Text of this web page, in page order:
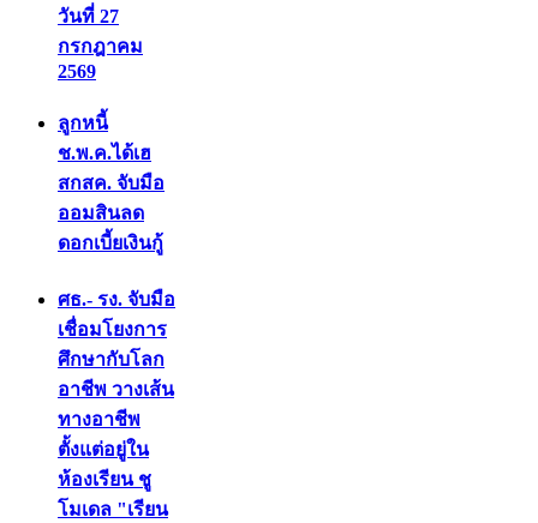
วันที่ 27
กรกฎาคม
2569
ลูกหนี้
ช.พ.ค.ได้เฮ
สกสค. จับมือ
ออมสินลด
ดอกเบี้ยเงินกู้
ศธ.- รง. จับมือ
เชื่อมโยงการ
ศึกษากับโลก
อาชีพ วางเส้น
ทางอาชีพ
ตั้งแต่อยู่ใน
ห้องเรียน ชู
โมเดล "เรียน